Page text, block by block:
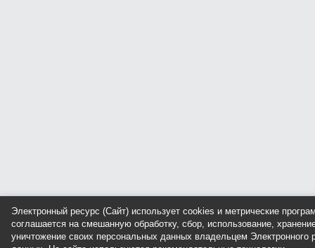
Электронный ресурс (Сайт) использует cookies и метрические
соглашается на смешанную обработку, сбор, использование,
уничтожение своих персональных данных владельцем Электронного